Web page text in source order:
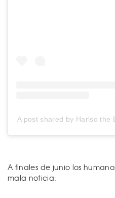
A finales de junio los
mala noticia: